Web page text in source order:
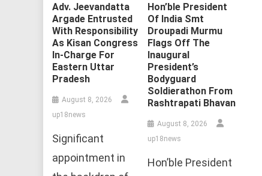
Adv. Jeevandatta
Argade Entrusted
With Responsibility
As Kisan Congress
In-Charge For
Eastern Uttar
Pradesh
August 8, 2026
up18news
Significant
appointment in
Hon’ble President
Of India Smt
Droupadi Murmu
Flags Off The
Inaugural
President’s
Bodyguard
Soldierathon From
Rashtrapati Bhavan
August 8, 2026
up18news
Hon’ble President